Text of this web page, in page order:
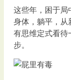
这些年，困于局
身体，躺平，从
有思维定式看待
步。